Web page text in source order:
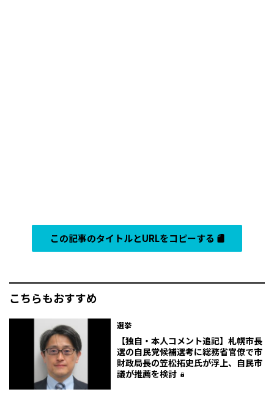
この記事のタイトルとURLをコピーする
こちらもおすすめ
選挙
【独自・本人コメント追記】札幌市長
選の自民党候補選考に総務省官僚で市
財政局長の笠松拓史氏が浮上、自民市
議が推薦を検討